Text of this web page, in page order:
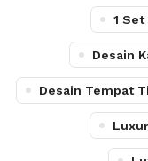
1
Desain
Desain Tempat